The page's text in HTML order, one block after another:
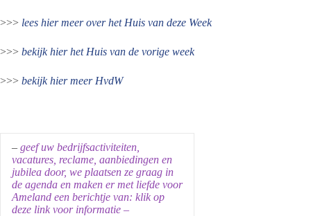
>>> lees hier meer over het Huis van deze Week
>>> bekijk hier het Huis van de vorige week
>>> bekijk hier meer HvdW
– geef uw bedrijfsactiviteiten,
vacatures, reclame, aanbiedingen en
jubilea door, we plaatsen ze graag in
de agenda en maken er met liefde voor
Ameland een berichtje van: klik op
deze link voor informatie –